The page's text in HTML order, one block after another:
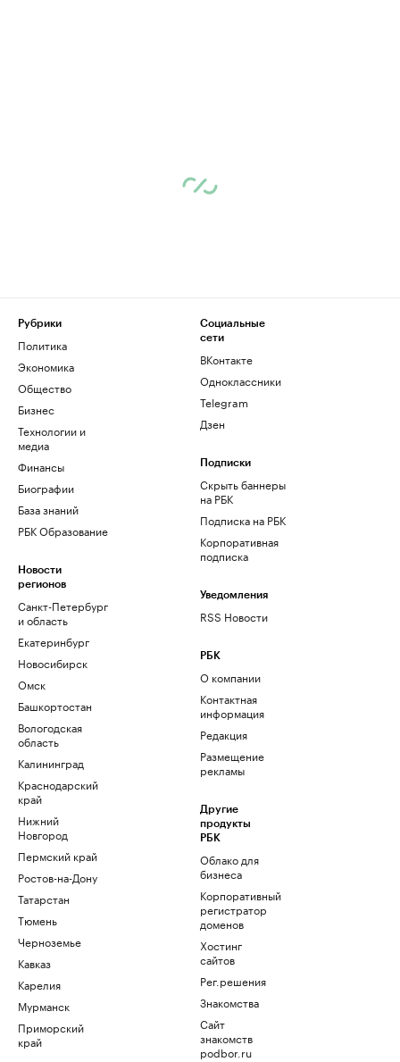
Рубрики
Политика
Экономика
Общество
Бизнес
Технологии и
медиа
Финансы
Биографии
База знаний
РБК Образование
Новости
регионов
Санкт-Петербург
и область
Екатеринбург
Новосибирск
Омск
Башкортостан
Вологодская
область
Калининград
Краснодарский
край
Нижний
Новгород
Пермский край
Ростов-на-Дону
Татарстан
Тюмень
Черноземье
Кавказ
Карелия
Мурманск
Приморский
край
Социальные
сети
ВКонтакте
Одноклассники
Telegram
Дзен
Подписки
Скрыть баннеры
на РБК
Подписка на РБК
Корпоративная
подписка
Уведомления
RSS Новости
РБК
О компании
Контактная
информация
Редакция
Размещение
рекламы
Другие
продукты
РБК
Облако для
бизнеса
Корпоративный
регистратор
доменов
Хостинг
сайтов
Рег.решения
Знакомства
Сайт
знакомств
podbor.ru